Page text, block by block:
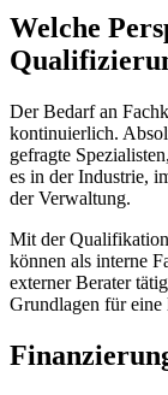
Welche
Der Bedarf an
kontinuierlich.
gefragte
es in der Industrie,
der Verwaltung.
Mit der
können als interne
externer Berater
Grundlagen für